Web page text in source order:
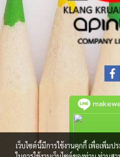
เว็บไซต์นี้มีการใช้งานคุกกี้ เพื่อเพิ่ม